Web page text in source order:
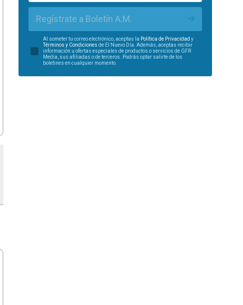
Regístrate a Boletín A.M.
Al someter tu correo electrónico, aceptas la Política de Privacidad y
Términos y Condiciones de El Nuevo Día. Además, aceptas recibir
información u ofertas especiales de productos o servicios de GFR
Media, sus afiliadas o de terceros. Podrás optar salirte de los
boletines en cualquier momento.